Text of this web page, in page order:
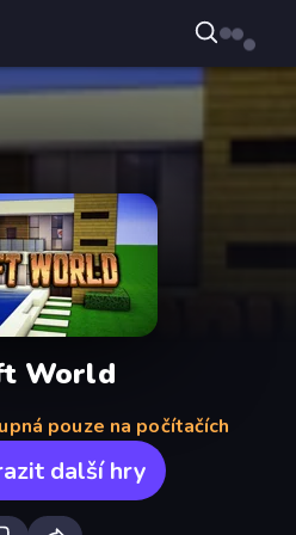
World
pouze na počítačích
další hry